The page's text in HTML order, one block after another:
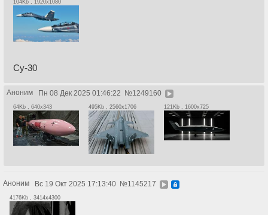
104Kb , 1920x1080
Су-30
Аноним Пн 08 Дек 2025 01:46:22 №1249160
64Kb , 640x343 495Kb , 2560x1706 121Kb , 1600x725
Аноним Вс 19 Окт 2025 17:13:40 №1145217
4176Kb , 3414x4300